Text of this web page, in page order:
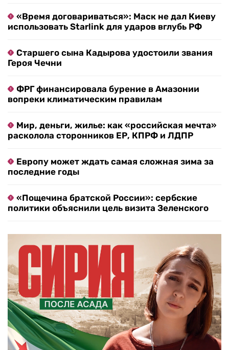
«Время договариваться»: Маск не дал Киеву
использовать Starlink для ударов вглубь РФ
Старшего сына Кадырова удостоили звания
Героя Чечни
ФРГ финансировала бурение в Амазонии
вопреки климатическим правилам
Мир, деньги, жилье: как «российская мечта»
расколола сторонников ЕР, КПРФ и ЛДПР
Европу может ждать самая сложная зима за
последние годы
«Пощечина братской России»: сербские
политики объяснили цель визита Зеленского